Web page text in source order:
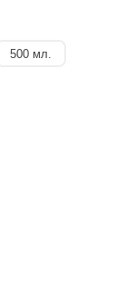
500 мл.